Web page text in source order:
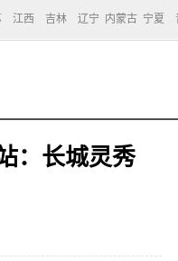
江西 吉林 辽宁 内蒙古 宁夏
：长城灵秀